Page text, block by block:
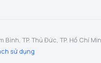
TP. Thủ Đức, TP. Hồ Chí
sử dụng